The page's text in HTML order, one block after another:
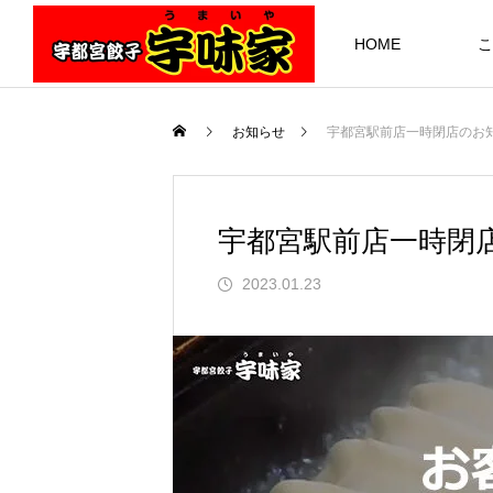
HOME
お知らせ 宇都宮駅前店一時閉店のお
宇都宮駅前店一時閉
2023.01.23